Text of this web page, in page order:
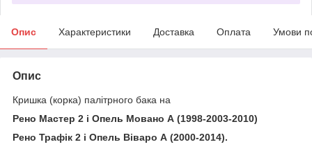
Опис Характеристики Доставка Оплата Умови
Опис
Кришка (корка) палітрного бака на
Рено Мастер 2 і Опель Мовано А (1998-2003-2010)
Рено Трафік 2 і Опель Віваро А (2000-2014).